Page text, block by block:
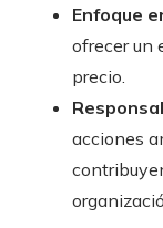
Enfoque
ofrecer un
precio.
acciones